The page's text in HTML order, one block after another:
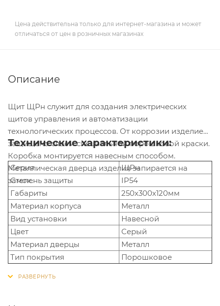
Цена действительна только для интернет-магазина и может
отличаться от цен в розничных магазинах
Описание
Щит ЩРн служит для создания электрических
щитов управления и автоматизации
технологических процессов. От коррозии изделие
защищено слоем специальной порошковой краски.
Коробка монтируется навесным способом.
Металлическая дверца изделия запирается на
замок.
Технические характеристики:
Серия
ЩРн
Степень защиты
IP54
Габариты
250х300х120мм
Материал корпуса
Металл
Вид установки
Навесной
Цвет
Серый
Материал дверцы
Металл
Тип покрытия
Порошковое